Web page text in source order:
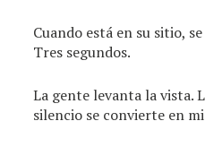
Cuando está en su sitio,
Tres segundos.
La gente levanta la vista.
silencio se convierte en